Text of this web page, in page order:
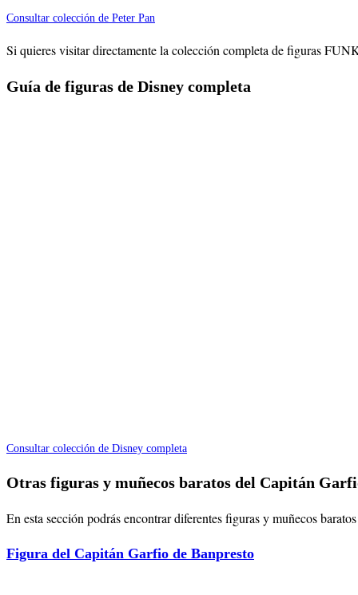
Consultar colección de Peter Pan
Si quieres visitar directamente la colección completa de figuras
Guía de figuras de Disney completa
Consultar colección de Disney completa
Otras figuras y muñecos baratos del Capitán
En esta sección podrás encontrar diferentes figuras y muñecos
Figura del Capitán Garfio de Banpresto